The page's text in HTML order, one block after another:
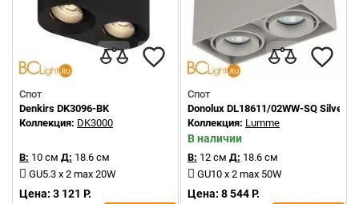
Спот
Denkirs DK3096-BK
Коллекция: DK3000
В: 10 см Д: 18.6 см
GU5.3 x 2 max 20W
Цена: 3 121 Р.
Спот
Donolux DL18611/02WW-SQ Silver
Коллекция: Lumme
В наличии
В: 12 см Д: 18.6 см
GU10 x 2 max 50W
Цена: 8 544 Р.